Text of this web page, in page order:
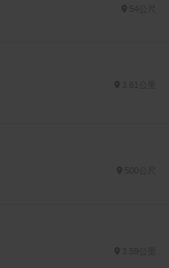
54公尺
500公尺
3.59公里